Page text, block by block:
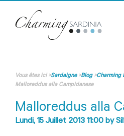
Vous êtes ici>Sardaigne>Blog>Charming
Malloreddus alla Campidanese
Malloreddus alla
Lundi, 15 Juillet 2013 11:00 by